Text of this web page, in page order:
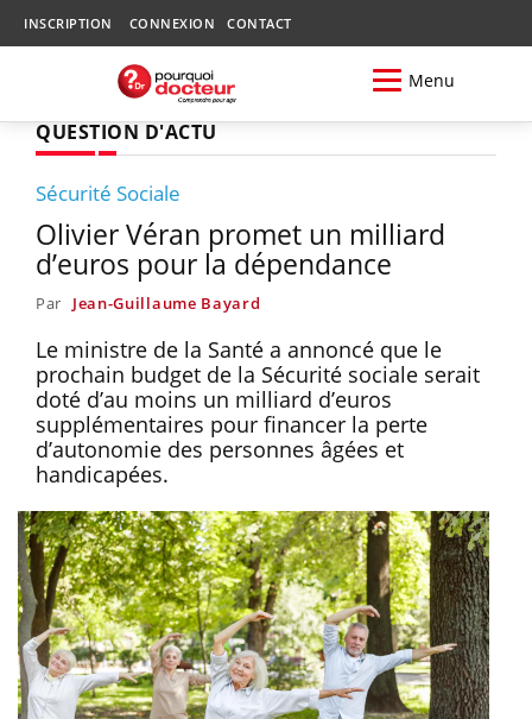
INSCRIPTION CONNEXION CONTACT
Menu
QUESTION D'ACTU
Sécurité Sociale
Olivier Véran promet un milliard
d’euros pour la dépendance
Par Jean-Guillaume Bayard
Le ministre de la Santé a annoncé que le
prochain budget de la Sécurité sociale serait
doté d’au moins un milliard d’euros
supplémentaires pour financer la perte
d’autonomie des personnes âgées et
handicapées.